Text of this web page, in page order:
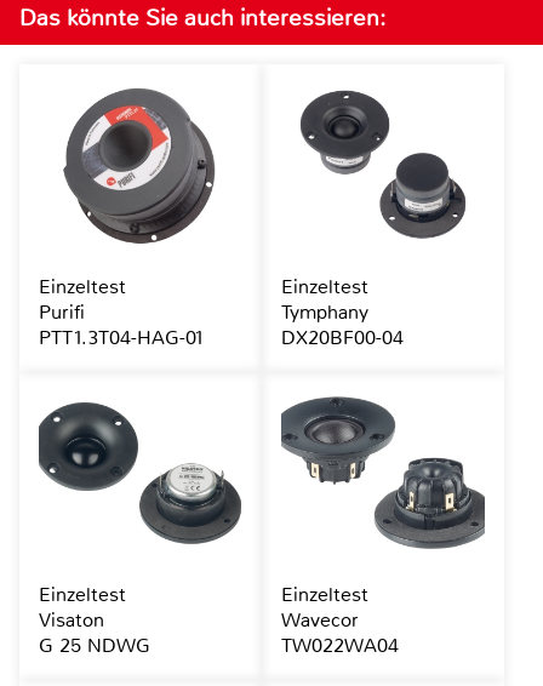
Das könnte Sie auch interessieren:
Einzeltest
Purifi
PTT1.3T04-HAG-01
Einzeltest
Tymphany
DX20BF00-04
Einzeltest
Visaton
G 25 NDWG
Einzeltest
Wavecor
TW022WA04